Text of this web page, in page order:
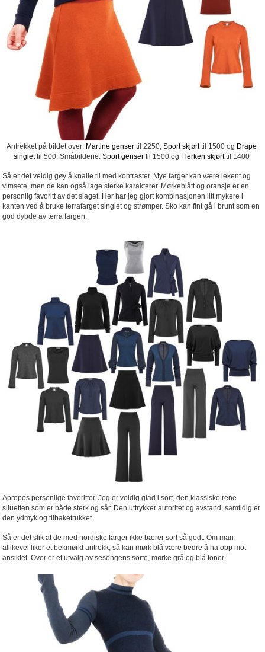
Antrekket på bildet over: Martine genser til 2250, Sport skjørttil 1500 og Drape
singlettil 500. Småbildene: Sport genser til 1500 og Flerken skjørttil 1400
Så er det veldig gøy å knalle til med kontraster. Mye farger kan være lekent og
vimsete, men de kan også lage sterke karakterer. Mørkeblått og oransje er en
personlig favoritt av det slaget. Her har jeg gjort kombinasjonen litt mykere i
kanten ved å bruke terrafarget singlet og strømper. Sko kan fint gå i brunt som en
god dybde av terra fargen.
Apropos personlige favoritter. Jeg er veldig glad i sort, den klassiske rene
siluetten som er både sterk og sår. Den uttrykker autoritet og avstand, samtidig er
den ydmyk og tilbaketrukket.
Så er det slik at de med nordiske farger ikke bærer sort så godt. Om man
allikevel liker et bekmørkt antrekk, så kan mørk blå være bedre å ha opp mot
ansiktet. Over er et utvalg av sesongens sorte, mørke grå og blå toner.